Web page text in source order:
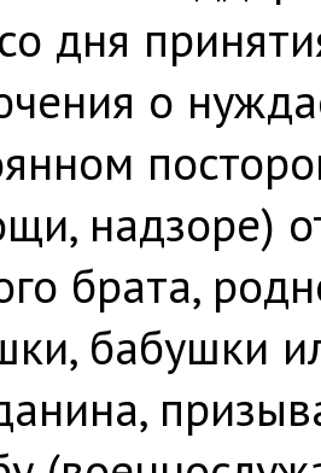
дня
о
надзоре)
брата,
бабушки